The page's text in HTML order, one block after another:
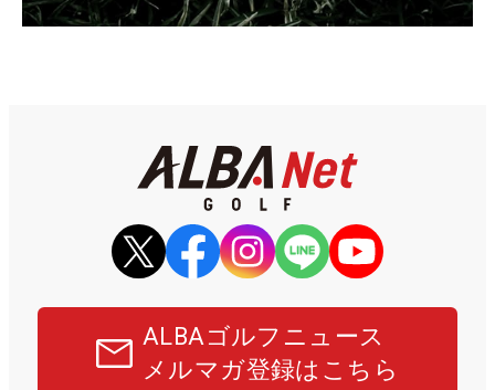
ALBAゴルフニュース
メルマガ登録はこちら